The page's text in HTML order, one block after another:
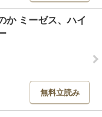
か ミーゼス、ハイ
無料立読み